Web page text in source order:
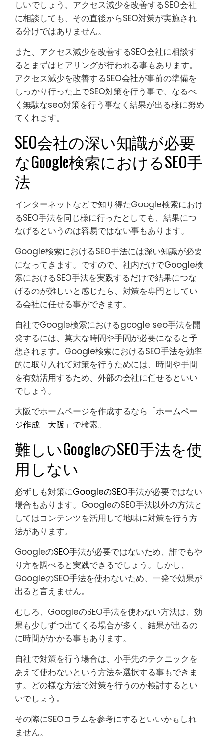
しいでしょう。アクセス減少を改善するSEO会社
に相談しても、その直後からSEO対策が実施され
る分けではありません。
また、アクセス減少を改善するSEO会社に相談す
るとまずはヒアリングが行われる事もあります。
アクセス減少を改善するSEO会社が事前の準備を
しっかり行った上でSEO対策を行う事で、なるべ
く無駄なseo対策を行う事なく結果が出る様に努め
てくれます。
SEO会社の深い知識が必要
なGoogle検索におけるSEO手
法
インターネットなどで知り得たGoogle検索におけ
るSEO手法を同じ様に行ったとしても、結果につ
なげるというのは容易ではない事もあります。
Google検索におけるSEO手法には深い知識が必要
になってきます。ですので、社内だけでGoogle検
索におけるSEO手法を実践するだけで結果につな
げるのが難しいと感じたら、対策を専門としてい
る会社に任せる事ができます。
自社でGoogle検索におけるgoogle seo手法を開
発するには、莫大な時間や手間が必要になると予
想されます。Google検索におけるSEO手法を効率
的に取り入れて対策を行うためには、時間や手間
を有効活用するため、外部の会社に任せるといい
でしょう。
大阪でホームページを作成するなら「ホームペー
ジ作成 大阪 」で検索。
難しいGoogleのSEO手法を使
用しない
必ずしも対策にGoogleのSEO手法が必要ではない
場合もあります。GoogleのSEO手法以外の方法と
してはコンテンツを活用して地味に対策を行う方
法があります。
GoogleのSEO手法が必要ではないため、誰でもや
り方を調べると実践できるでしょう。しかし、
GoogleのSEO手法を使わないため、一発で効果が
出ると言えません。
むしろ、GoogleのSEO手法を使わない方法は、効
果も少しずつ出てくる場合が多く、結果が出るの
に時間がかかる事もあります。
自社で対策を行う場合は、小手先のテクニックを
あえて使わないという方法を選択する事もできま
す。どの様な方法で対策を行うのか検討するとい
いでしょう。
その際にSEOコラムを参考にするといいかもしれ
ません。